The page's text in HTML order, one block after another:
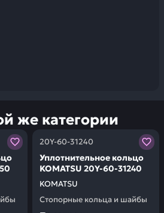
же категории
у нас, вы получаете гарантию
20Y-60-31240
KOMATSU
Уплотнительное кольцо
KOMATSU 20Y-60-31240
Стопорные кольца и шайбы
Заказывая запчасти у